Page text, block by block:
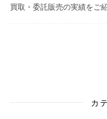
買取・委託販売の実績をご
カ